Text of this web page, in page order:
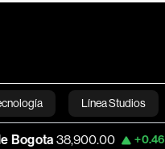
Línea Studios
English
+0.46% Apple 312.53